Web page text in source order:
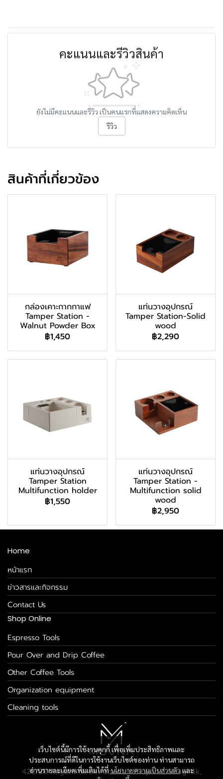
คะแนนและรีวิวสินค้า
ยังไม่มีคะแนนและรีวิว เป็นคนแรกที่แสดงความคิดเห็น
รีวิว
สินค้าที่เกี่ยวข้อง
กล่องเคาะกากกาแฟ
Tamper Station -
Walnut Powder Box
฿1,450
แท่นวางอุปกรณ์
Tamper Station-Solid
wood
฿2,290
แท่นวางอุปกรณ์
Tamper Station
Multifunction holder
฿1,550
แท่นวางอุปกรณ์
Tamper Station -
Multifunction solid
wood
฿2,950
เว็บไซต์นี้มีการใช้งานคุกกี้ เพื่อเพิ่มประสิทธิภาพและ
ประสบการณ์ที่ดีในการใช้งานเว็บไซต์ของท่าน ท่านสามารถ
อ่านรายละเอียดเพิ่มเติมได้ที่นโยบายความเป็นส่วนตัวและ
Home
หน้าแรก
ข่าวสารและกิจกรรม
Contact Us
Shop Online
Espresso Tools
Pour Over and Drip Coffee
Other Coffee Tools
Organization equipment
Cleaning tools
428/29 Regent Street London Project , Bangkok,